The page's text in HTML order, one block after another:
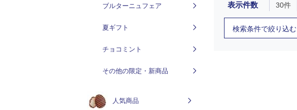
表示件数 30件
検索条件で絞り込む
ブルターニュフェア
夏ギフト
チョコミント
その他の限定・新商品
人気商品